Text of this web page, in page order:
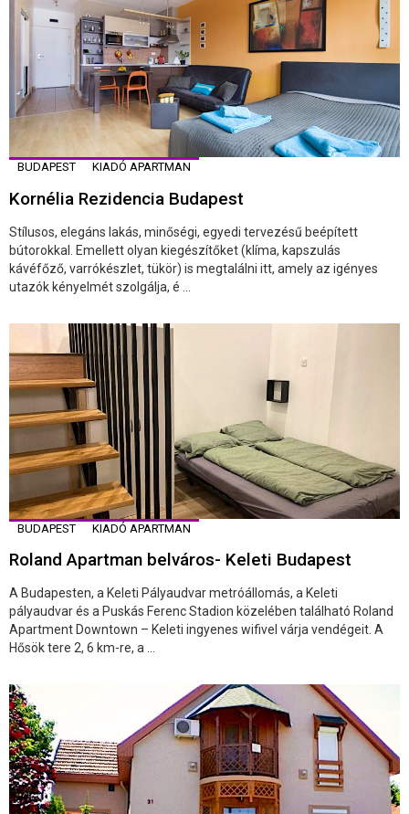
BUDAPEST KIADÓ APARTMAN
Kornélia Rezidencia Budapest
Stílusos, elegáns lakás, minőségi, egyedi tervezésű beépített
bútorokkal. Emellett olyan kiegészítőket (klíma, kapszulás
kávéfőző, varrókészlet, tükör) is megtalálni itt, amely az igényes
utazók kényelmét szolgálja, é ...
BUDAPEST KIADÓ APARTMAN
Roland Apartman belváros- Keleti Budapest
A Budapesten, a Keleti Pályaudvar metróállomás, a Keleti
pályaudvar és a Puskás Ferenc Stadion közelében található Roland
Apartment Downtown – Keleti ingyenes wifivel várja vendégeit. A
Hősök tere 2, 6 km-re, a ...